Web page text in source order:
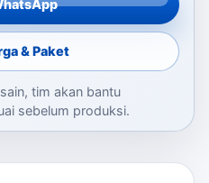
& Paket
tim akan bantu
sebelum produksi.